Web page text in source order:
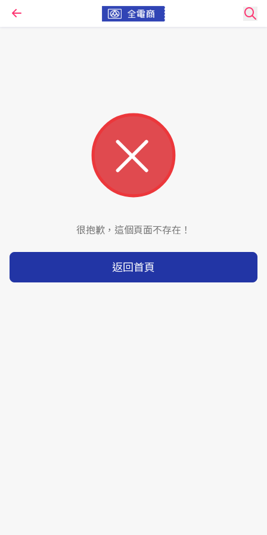
很抱歉，這個頁面不存在！
返回首頁